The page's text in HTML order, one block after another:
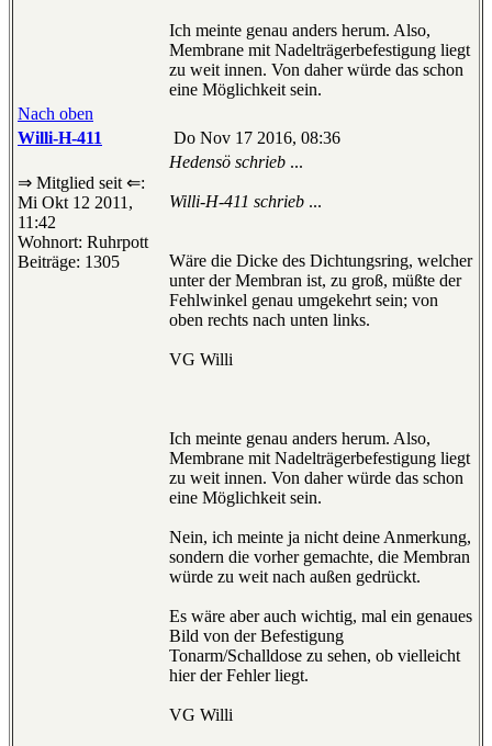
Ich meinte genau anders herum. Also,
Membrane mit Nadelträgerbefestigung liegt
zu weit innen. Von daher würde das schon
eine Möglichkeit sein.
Nach oben
Willi-H-411
Do Nov 17 2016, 08:36
⇒ Mitglied seit ⇐:
Mi Okt 12 2011,
11:42
Wohnort: Ruhrpott
Beiträge: 1305
Hedensö schrieb ...
Willi-H-411 schrieb ...
Wäre die Dicke des Dichtungsring, welcher
unter der Membran ist, zu groß, müßte der
Fehlwinkel genau umgekehrt sein; von
oben rechts nach unten links.
VG Willi
Ich meinte genau anders herum. Also,
Membrane mit Nadelträgerbefestigung liegt
zu weit innen. Von daher würde das schon
eine Möglichkeit sein.
Nein, ich meinte ja nicht deine Anmerkung,
sondern die vorher gemachte, die Membran
würde zu weit nach außen gedrückt.
Es wäre aber auch wichtig, mal ein genaues
Bild von der Befestigung
Tonarm/Schalldose zu sehen, ob vielleicht
hier der Fehler liegt.
VG Willi